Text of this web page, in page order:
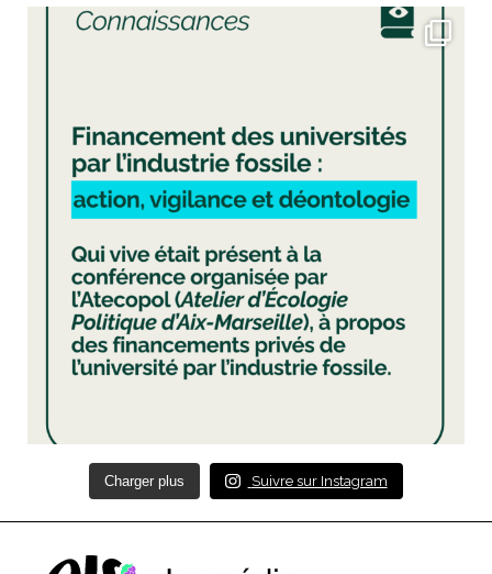
Charger plus Suivre sur Instagram